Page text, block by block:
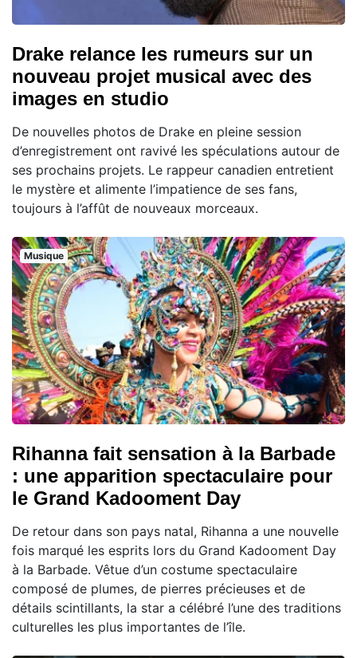
Drake relance les rumeurs sur un
nouveau projet musical avec des
images en studio
De nouvelles photos de Drake en pleine session
d’enregistrement ont ravivé les spéculations autour de
ses prochains projets. Le rappeur canadien entretient
le mystère et alimente l’impatience de ses fans,
toujours à l’affût de nouveaux morceaux.
Musique
Rihanna fait sensation à la Barbade
: une apparition spectaculaire pour
le Grand Kadooment Day
De retour dans son pays natal, Rihanna a une nouvelle
fois marqué les esprits lors du Grand Kadooment Day
à la Barbade. Vêtue d’un costume spectaculaire
composé de plumes, de pierres précieuses et de
détails scintillants, la star a célébré l’une des traditions
culturelles les plus importantes de l’île.